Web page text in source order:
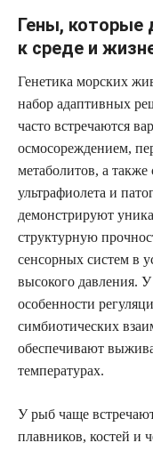
Гены, которые
к среде и
Генетика морских
набор адаптивных
часто встречаются
осмосореждением,
метаболитов, а
ультрафиолета и
демонстрируют
структурную
сенсорных систем в
высокого давления.
особенности
симбиотических
обеспечивают
температурах.
У рыб чаще
плавников, костей и